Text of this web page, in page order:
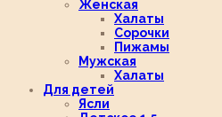
Женская
Халаты
Сорочки
Пижамы
Мужская
Халаты
Для детей
Ясли